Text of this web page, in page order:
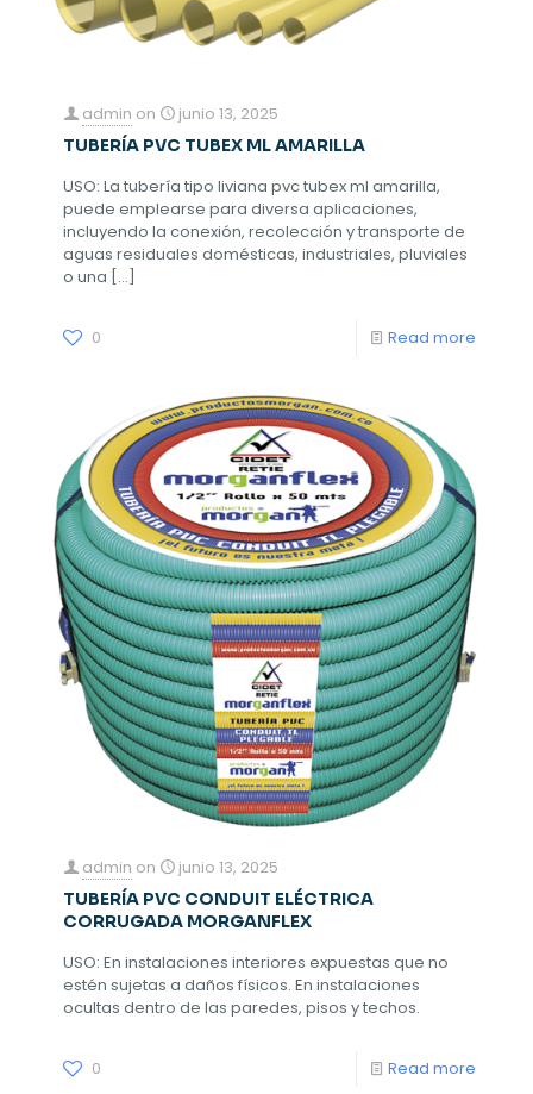
admin on junio 13, 2025
TUBERÍA PVC TUBEX ML AMARILLA
USO: La tubería tipo liviana pvc tubex ml amarilla,
puede emplearse para diversa aplicaciones,
incluyendo la conexión, recolección y transporte de
aguas residuales domésticas, industriales, pluviales
o una […]
0 Read more
admin on junio 13, 2025
TUBERÍA PVC CONDUIT ELÉCTRICA
CORRUGADA MORGANFLEX
USO: En instalaciones interiores expuestas que no
estén sujetas a daños físicos. En instalaciones
ocultas dentro de las paredes, pisos y techos.
0 Read more